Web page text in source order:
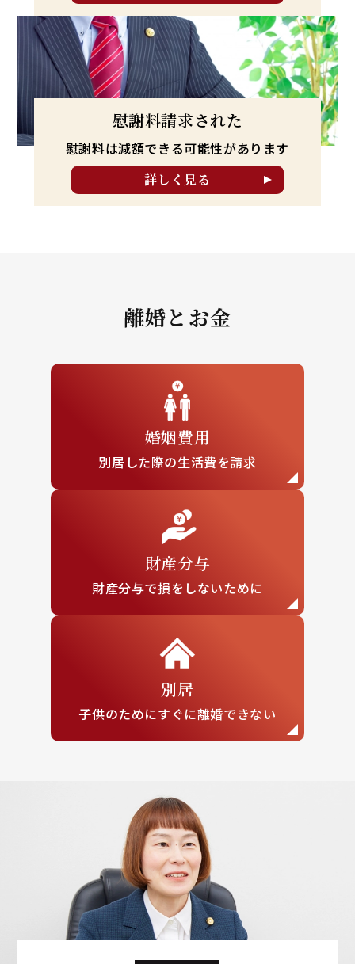
慰謝料請求された
慰謝料は減額できる可能性があります
詳しく見る
離婚とお金
婚姻費用
別居した際の生活費を請求
財産分与
財産分与で損を しないために
別居
子供のためにすぐに離婚できない